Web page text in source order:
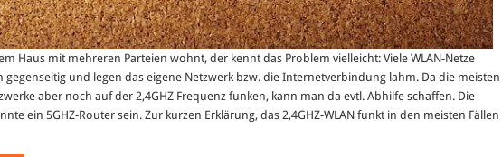
Haus mit mehreren Parteien wohnt, der kennt das Problem vielleicht: Viele WLAN-Netze
gegenseitig und legen das eigene Netzwerk bzw. die Internetverbindung lahm. Da die meisten
aber noch auf der 2,4GHZ Frequenz funken, kann man da evtl. Abhilfe schaffen. Die
ein 5GHZ-Router sein. Zur kurzen Erklärung, das 2,4GHZ-WLAN funkt in den meisten Fällen